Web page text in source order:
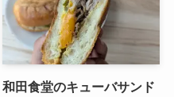
和田食堂のキューバサンド